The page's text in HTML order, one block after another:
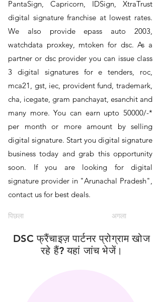
PantaSign, Capricorn, IDSign, XtraTrust
digital signature franchise at lowest rates.
We also provide epass auto 2003,
watchdata proxkey, mtoken for dsc. As a
partner or dsc provider you can issue class
3 digital signatures for e tenders, roc,
mca21, gst, iec, provident fund, trademark,
cha, icegate, gram panchayat, esanchit and
many more. You can earn upto 50000/-*
per month or more amount by selling
digital signature. Start you digital signature
business today and grab this opportunity
soon. If you are looking for digital
signature provider in "Arunachal Pradesh",
contact us for best deals.
पिछला अगला
DSC फ्रैंचाइज़ पार्टनर प्रोग्राम खोज
रहे हैं? यहां जांच भेजें।